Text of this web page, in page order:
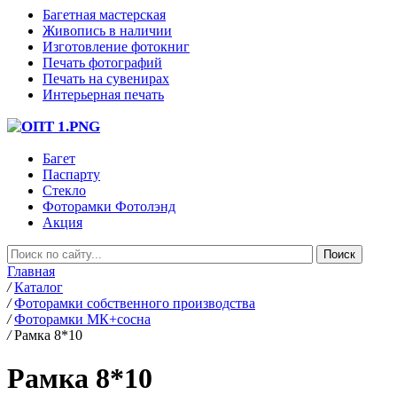
Багетная мастерская
Живопись в наличии
Изготовление фотокниг
Печать фотографий
Печать на сувенирах
Интерьерная печать
Багет
Паспарту
Стекло
Фоторамки Фотолэнд
Акция
Главная
/ Каталог
/ Фоторамки собственного производства
/ Фоторамки МК+сосна
/ Рамка 8*10
Рамка 8*10